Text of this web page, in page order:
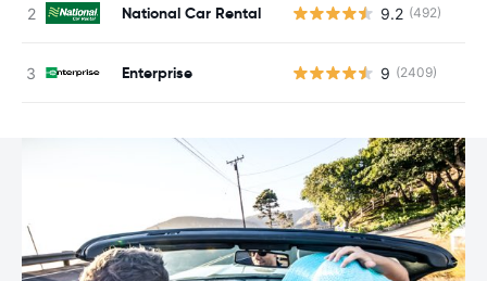
National Car Rental 9.2 (492)
Enterprise 9 (2409)